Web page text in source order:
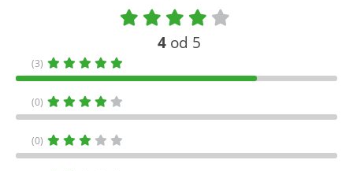
4 od 5
(3)
(0)
(0)